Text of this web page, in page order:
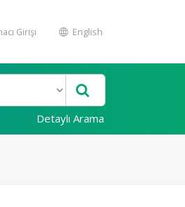
Girişi English
Detaylı Arama